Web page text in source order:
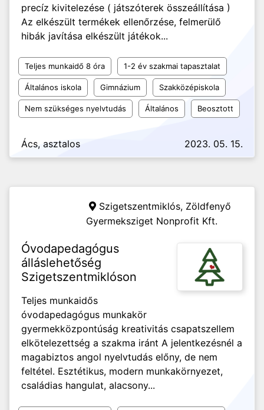
precíz kivitelezése ( játszóterek összeállítása )
Az elkészült termékek ellenőrzése, felmerülő
hibák javítása elkészült játékok...
Teljes munkaidő 8 óra 1-2 év szakmai tapasztalat
Általános iskola Gimnázium Szakközépiskola
Nem szükséges nyelvtudás Általános Beosztott
Ács, asztalos 2023. 05. 15.
Szigetszentmiklós, Zöldfenyő
Gyermeksziget Nonprofit Kft.
Óvodapedagógus
álláslehetőség
Szigetszentmiklóson
Teljes munkaidős
óvodapedagógus munkakör
gyermekközpontúság kreativitás csapatszellem
elkötelezettség a szakma iránt A jelentkezésnél a
magabiztos angol nyelvtudás előny, de nem
feltétel. Esztétikus, modern munkakörnyezet,
családias hangulat, alacsony...